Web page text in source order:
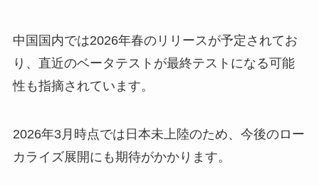
中国国内では2026年春のリリースが予定されてお
り、直近のベータテストが最終テストになる可能
性も指摘されています。
2026年3月時点では日本未上陸のため、今後のロー
カライズ展開にも期待がかかります。